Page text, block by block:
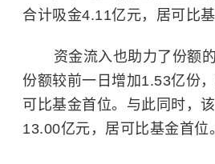
合计吸金4.11亿元，居可比基
资金流入也助力了份额的
份额较前一日增加1.53亿份
可比基金首位。与此同时，
13.00亿元，居可比基金首位。